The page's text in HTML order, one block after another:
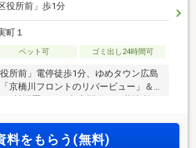
役所前」歩1分
町１
ペット可 ゴミ出し24時間可
所前」電停徒歩1分、ゆめタウン広島
京橋川フロントのリバービュー」＆
料をもらう(無料)